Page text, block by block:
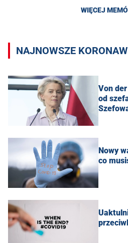
WIĘCEJ
NAJNOWSZE
Von
od
Nowy
co